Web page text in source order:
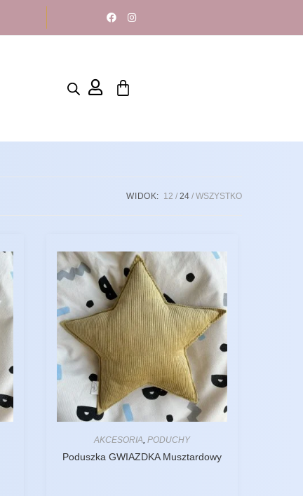
WIDOK: 12 24 WSZYSTKO
AKCESORIA ,PODUCHY
Poduszka GWIAZDKA Musztardowy